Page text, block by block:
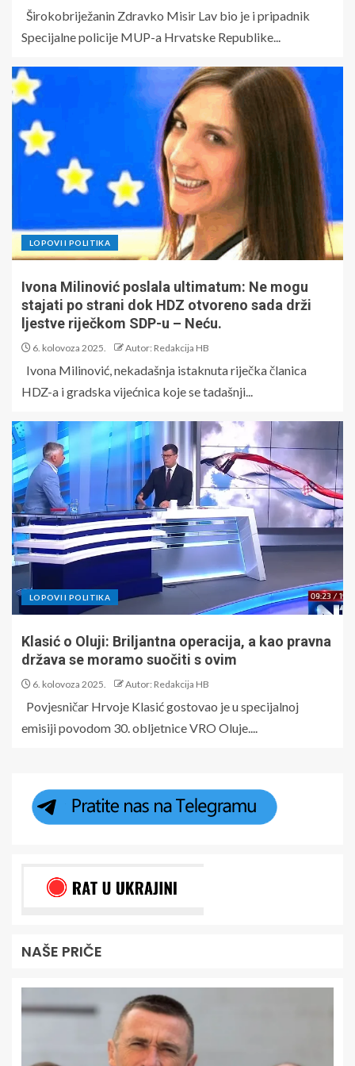
Širokobriježanin Zdravko Misir Lav bio je i pripadnik
Specijalne policije MUP-a Hrvatske Republike...
LOPOVI I POLITIKA
Ivona Milinović poslala ultimatum: Ne mogu
stajati po strani dok HDZ otvoreno sada drži
ljestve riječkom SDP-u – Neću.
6. kolovoza 2025. Autor: Redakcija HB
Ivona Milinović, nekadašnja istaknuta riječka članica
HDZ-a i gradska vijećnica koje se tadašnji...
LOPOVI I POLITIKA
Klasić o Oluji: Briljantna operacija, a kao pravna
država se moramo suočiti s ovim
6. kolovoza 2025. Autor: Redakcija HB
Povjesničar Hrvoje Klasić gostovao je u specijalnoj
emisiji povodom 30. obljetnice VRO Oluje....
NAŠE PRIČE